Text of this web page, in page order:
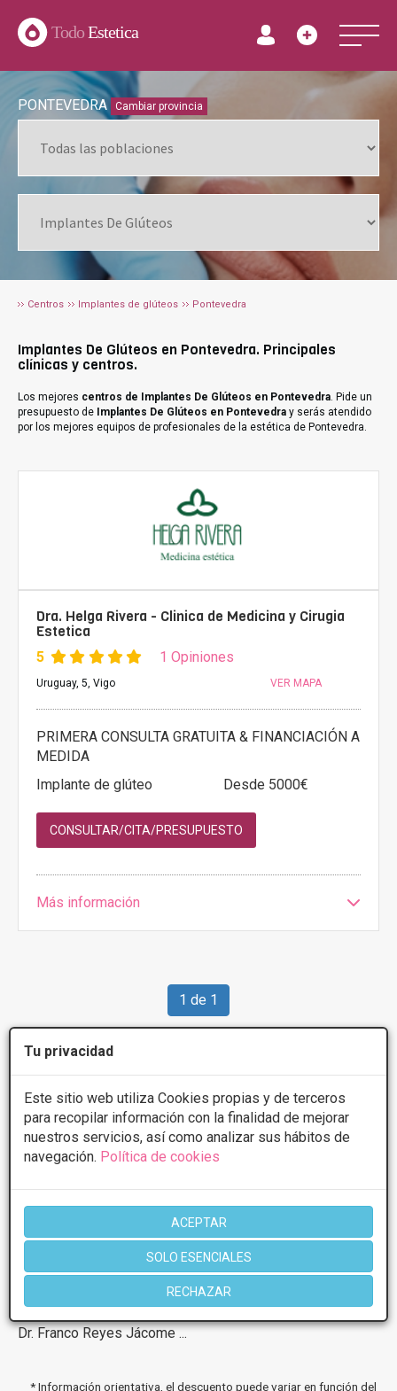
Tu privacidad
Este sitio web utiliza Cookies propias y de terceros
para recopilar información con la finalidad de mejorar
nuestros servicios, así como analizar sus hábitos de
navegación. Política de cookies
ACEPTAR
SOLO ESENCIALES
RECHAZAR
TodoEstetica
PONTEVEDRA Cambiar provincia
Centros Implantes de glúteos Pontevedra
Implantes De Glúteos en Pontevedra. Principales
clínicas y centros.
Los mejores centros de Implantes De Glúteos en Pontevedra. Pide un
presupuesto de Implantes De Glúteos en Pontevedra y serás atendido
por los mejores equipos de profesionales de la estética de Pontevedra.
Dra. Helga Rivera - Clinica de Medicina y Cirugia
Estetica
5 1 Opiniones
Uruguay, 5, Vigo VER MAPA
PRIMERA CONSULTA GRATUITA & FINANCIACIÓN A
MEDIDA
Implante de glúteo
Desde 5000€
CONSULTAR/CITA/PRESUPUESTO
Más información
1 de 1
VideosImplantes de glúteos
Dr. Franco Reyes Jácome ...
* Información orientativa, el descuento puede variar en función del